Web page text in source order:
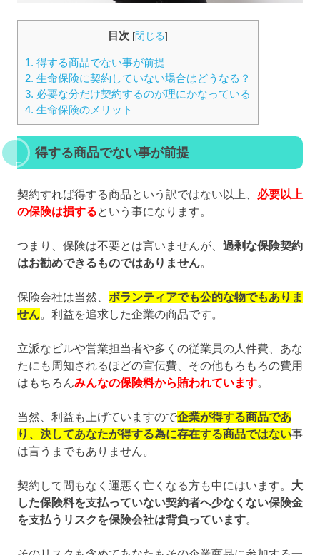
目次 [閉じる]
1. 得する商品でない事が前提
2. 生命保険に契約していない場合はどうなる？
3. 必要な分だけ契約するのが理にかなっている
4. 生命保険のメリット
得する商品でない事が前提
契約すれば得する商品という訳ではない以上、 必要以上
の保険は損するという事になります。
つまり、保険は不要とは言いませんが、 過剰な保険契約
はお勧めできるものではありません。
保険会社は当然、 ボランティアでも公的な物でもありま
せん。利益を追求した企業の商品です。
立派なビルや営業担当者や多くの従業員の人件費、あな
たにも周知されるほどの宣伝費、その他もろもろの費用
はもちろんみんなの保険料から賄われています。
当然、利益も上げていますので企業が得する商品であ
り、決してあなたが得する為に存在する商品ではない事
は言うまでもありません。
契約して間もなく運悪く亡くなる方も中にはいます。 大
した保険料を支払っていない契約者へ少なくない保険金
を支払うリスクを保険会社は背負っています。